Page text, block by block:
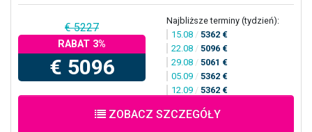
€ 5227
RABAT 3%
€ 5096
Najbliższe terminy (tydzień):
15.08 / 5362 €
22.08 / 5096 €
29.08 / 5061 €
05.09 / 5362 €
12.09 / 5362 €
ZOBACZ SZCZEGÓŁY